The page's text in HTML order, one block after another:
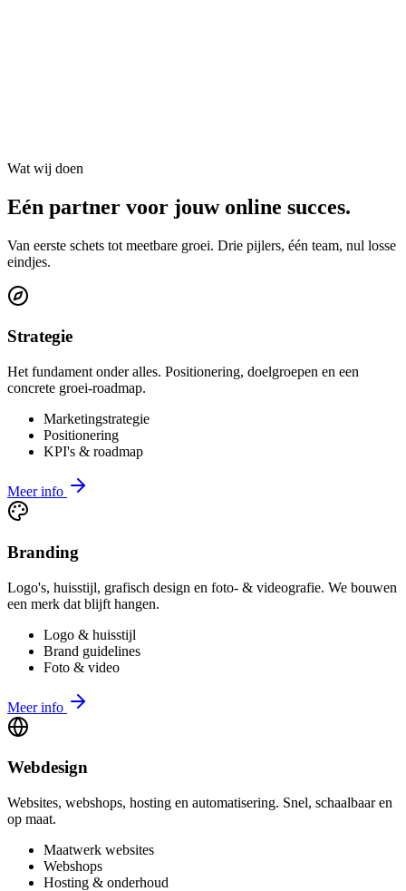
Wat wij doen
Eén partner voor jouw online succes.
Van eerste schets tot meetbare groei. Drie pijlers, één team, nul losse
eindjes.
Strategie
Het fundament onder alles. Positionering, doelgroepen en een
concrete groei-roadmap.
Marketingstrategie
Positionering
KPI's & roadmap
Meer info
Branding
Logo's, huisstijl, grafisch design en foto- & videografie. We bouwen
een merk dat blijft hangen.
Logo & huisstijl
Brand guidelines
Foto & video
Meer info
Webdesign
Websites, webshops, hosting en automatisering. Snel, schaalbaar en
op maat.
Maatwerk websites
Webshops
Hosting & onderhoud